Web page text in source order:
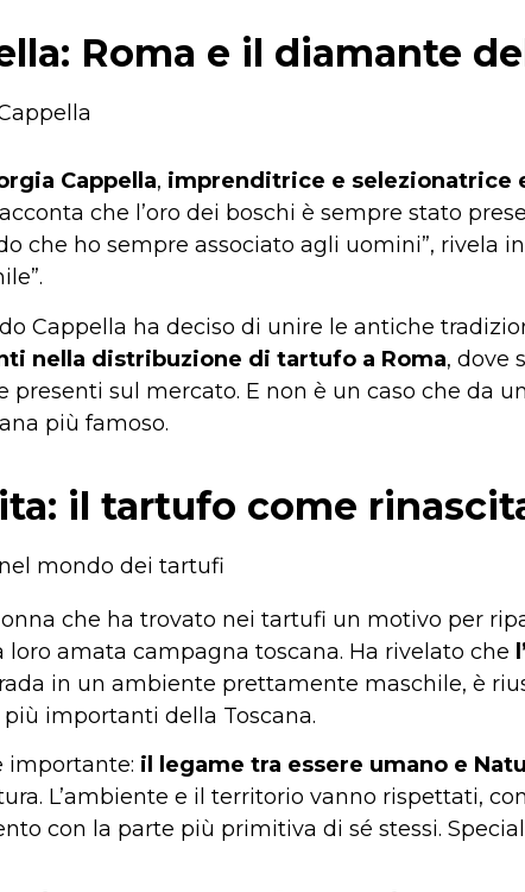
Roma e il diamante
Cappella, imprenditrice e selezionatrice
che l’oro dei boschi è sempre stato
che ho sempre associato agli uomini”, rivela
Cappella ha deciso di unire le antiche
nella distribuzione di tartufo a Roma, dove
sul mercato. E non è un caso che da
più famoso.
il tartufo come
che ha trovato nei tartufi un motivo per
amata campagna toscana. Ha rivelato che
in un ambiente prettamente maschile, è
importanti della Toscana.
importante: il legame tra essere umano e
L’ambiente e il territorio vanno rispettati,
con la parte più primitiva di sé stessi.